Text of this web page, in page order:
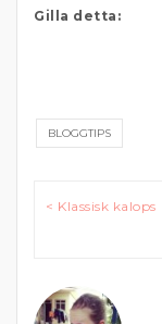
Gilla detta:
BLOGGTIPS
< Klassisk kalops